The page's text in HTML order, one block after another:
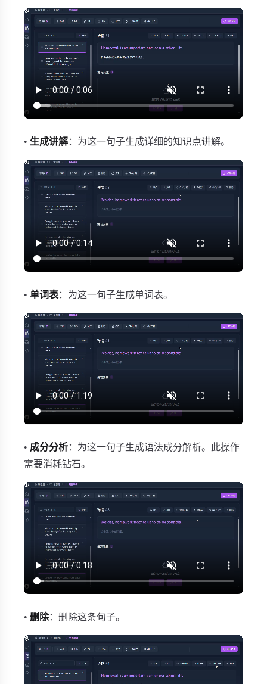
• 生成讲解：为这一句子生成详细的知识点讲解。
• 单词表：为这一句子生成单词表。
• 成分分析：为这一句子生成语法成分解析。此操作
需要消耗钻石。
• 删除：删除这条句子。